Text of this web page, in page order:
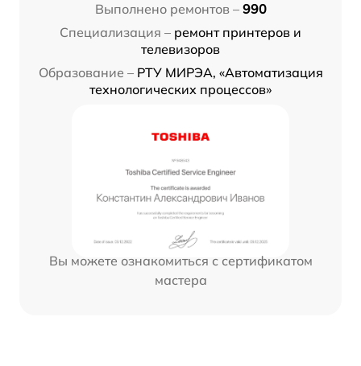
Выполнено ремонтов – 990
Специализация – ремонт принтеров и
телевизоров
Образование – РТУ МИРЭА, «Автоматизация
технологических процессов»
Вы можете ознакомиться с сертификатом
мастера